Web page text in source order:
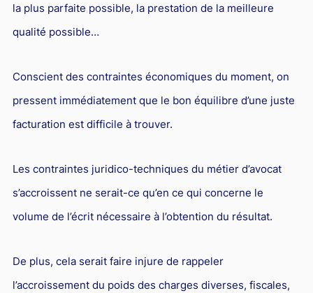
la plus parfaite possible, la prestation de la meilleure
qualité possible…
Conscient des contraintes économiques du moment, on
pressent immédiatement que le bon équilibre d’une juste
facturation est difficile à trouver.
Les contraintes juridico-techniques du métier d’avocat
s’accroissent ne serait-ce qu’en ce qui concerne le
volume de l’écrit nécessaire à l’obtention du résultat.
De plus, cela serait faire injure de rappeler
l’accroissement du poids des charges diverses, fiscales,